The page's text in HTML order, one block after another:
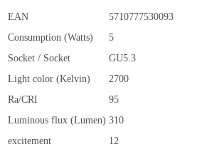
EAN
5710777530093
Consumption (Watts)
5
Socket / Socket
GU5.3
Light color (Kelvin)
2700
Ra/CRI
95
Luminous flux (Lumen) 310
excitement
12